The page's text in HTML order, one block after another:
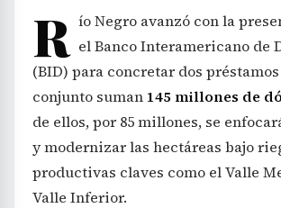
R ío Negro avanzó con la
el Banco Interamericano de
(BID) para concretar dos
conjunto suman 145 millones de
de ellos, por 85 millones, se
y modernizar las hectáreas bajo
productivas claves como el Valle
Valle Inferior.